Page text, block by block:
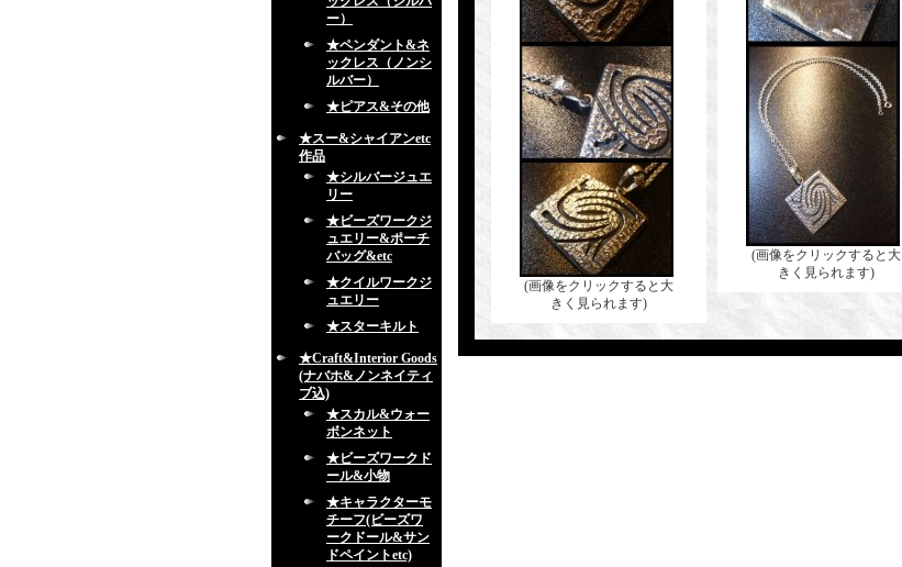
ー）
★ペンダント&ネ
ックレス（ノンシ
ルバー）
★ピアス&その他
★スー&シャイアンetc
作品
★シルバージュエ
リー
★ビーズワークジ
ュエリー&ポーチ
バッグ&etc
★クイルワークジ
ュエリー
★スターキルト
★Craft&Interior Goods
(ナバホ&ノンネイティ
ブ込)
★スカル&ウォー
ボンネット
★ビーズワークド
ール&小物
★キャラクターモ
チーフ(ビーズワ
ークドール&サン
ドペイントetc)
(画像をクリックすると大
きく見られます)
(画像をクリックすると大
きく見られます)